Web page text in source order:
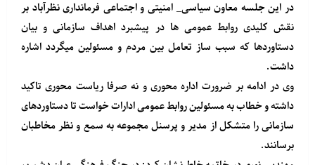
در این جلسه معاون سیاسی_ امنیتی و اجتماعی فرمانداری نظرآباد بر
نقش کلیدی روابط عمومی ها در پیشبرد اهداف سازمانی و بیان
دستاوردها که سبب ساز تعامل بین مردم و مسئولین میگردد اشاره
داشت.
وی در ادامه بر ضرورت اداره محوری و نه صرفا ریاست محوری تاکید
داشته و خطاب به مسئولین روابط عمومی ادارات خواست تا دستاوردهای
سازمانی را متشکل از مدیر و پرسنل مجموعه به سمع و نظر مخاطبان
برسانند.